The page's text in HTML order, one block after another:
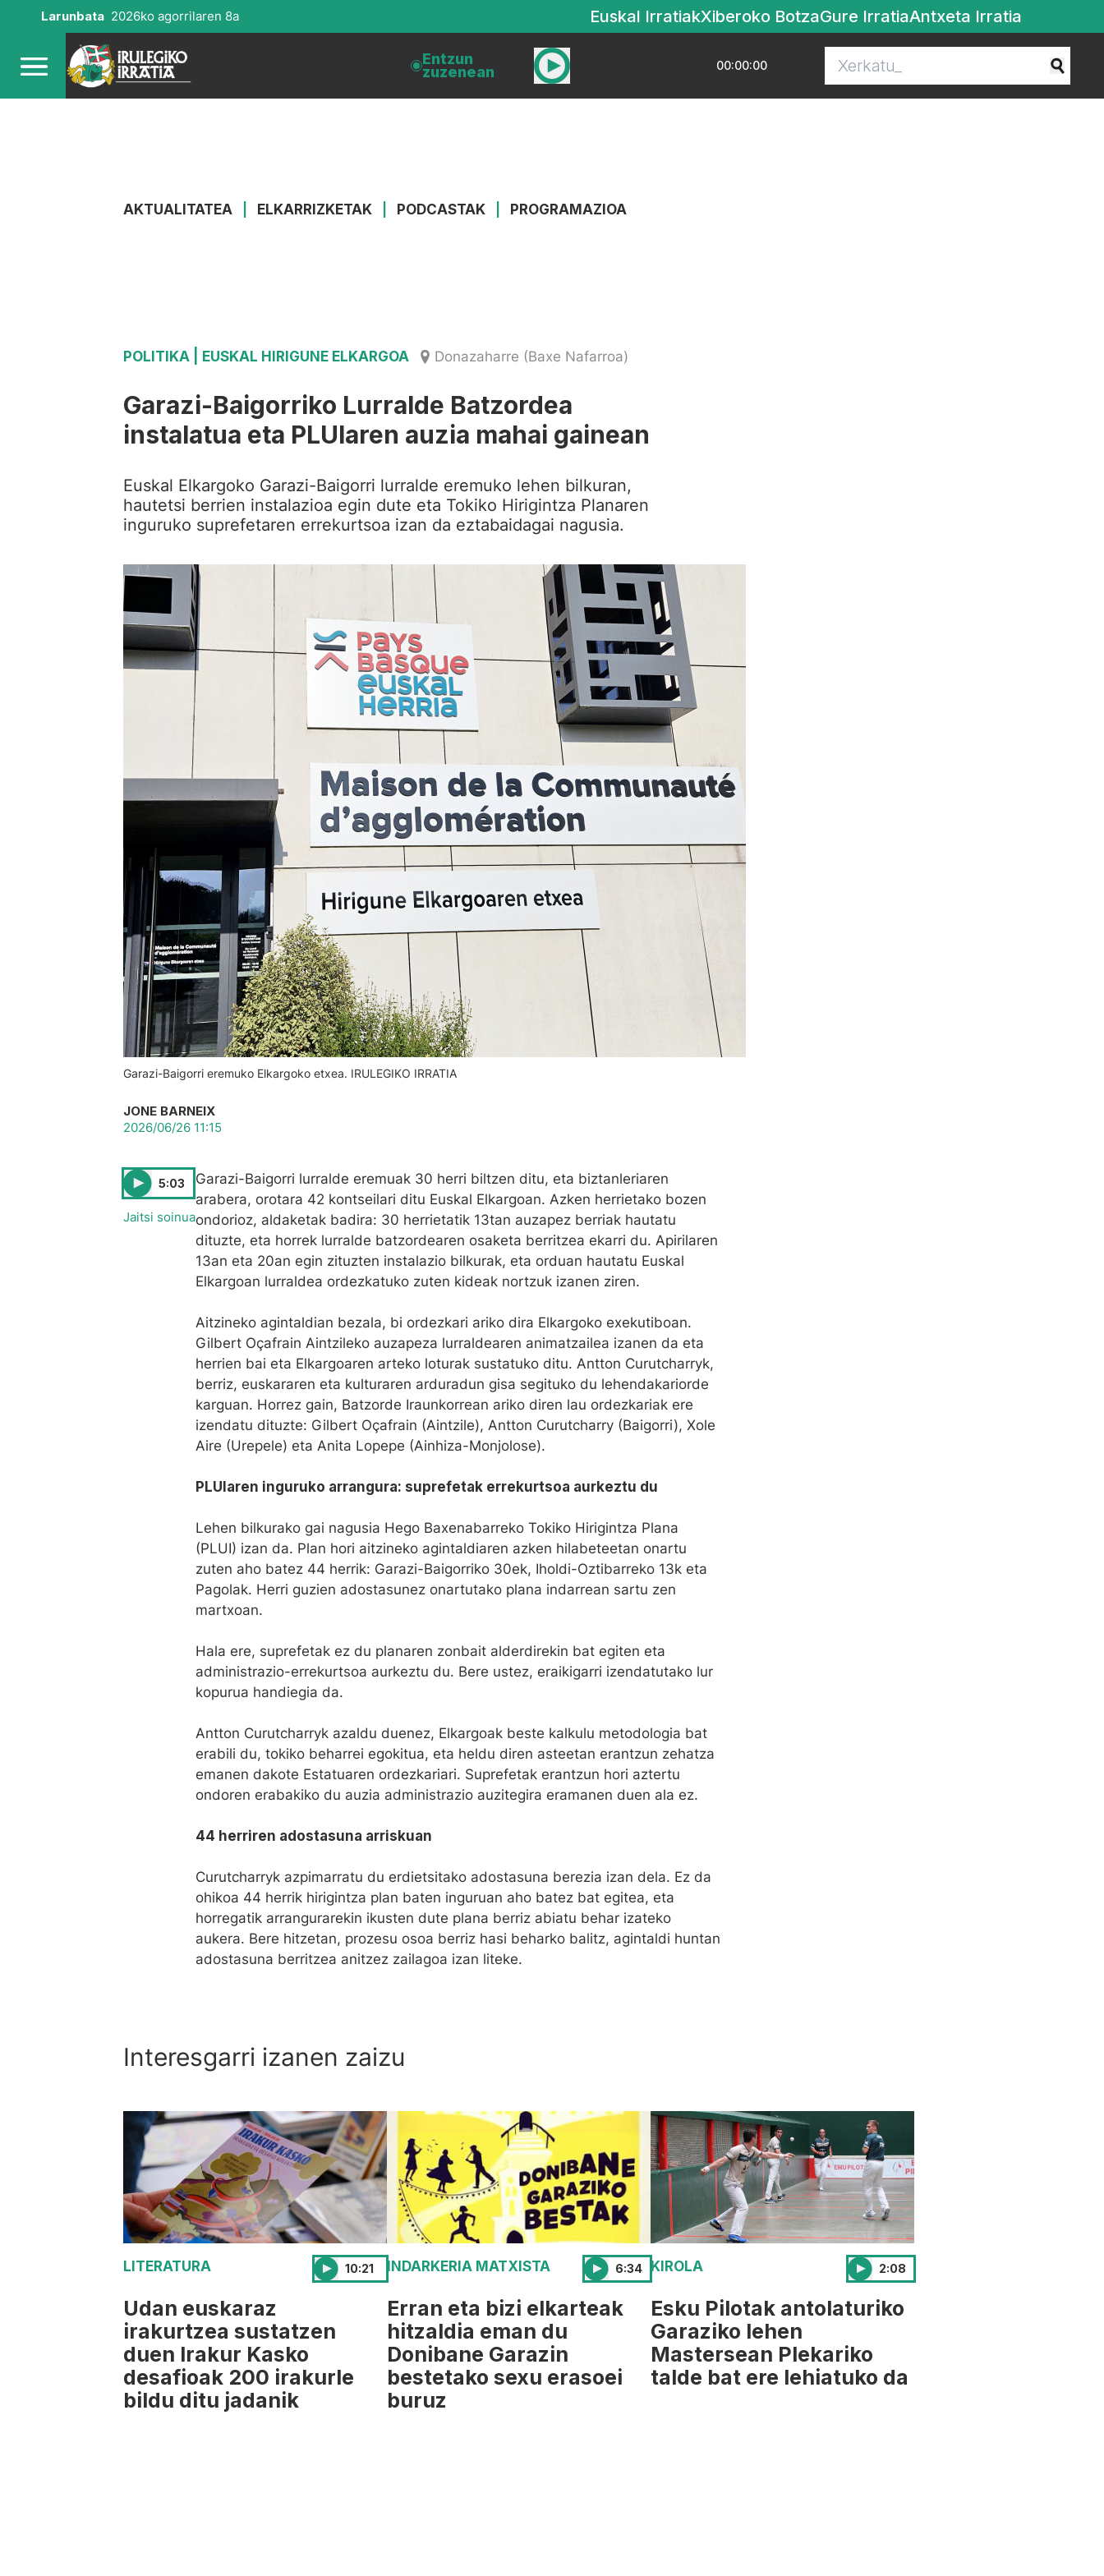
Larunbata 2026ko agorrilaren 8a Euskal IrratiakXiberoko BotzaGure IrratiaAntxeta Irratia
Entzun
zuzenean 00:00:00
AKTUALITATEA ELKARRIZKETAK PODCASTAK PROGRAMAZIOA
POLITIKA | EUSKAL HIRIGUNE ELKARGOA Donazaharre (Baxe Nafarroa)
Garazi-Baigorriko Lurralde Batzordea
instalatua eta PLUIaren auzia mahai gainean
Euskal Elkargoko Garazi-Baigorri lurralde eremuko lehen bilkuran,
hautetsi berrien instalazioa egin dute eta Tokiko Hirigintza Planaren
inguruko suprefetaren errekurtsoa izan da eztabaidagai nagusia.
Garazi-Baigorri eremuko Elkargoko etxea. IRULEGIKO IRRATIA
JONE BARNEIX
2026/06/26 11:15
5:03
Jaitsi soinua
Garazi-Baigorri lurralde eremuak 30 herri biltzen ditu, eta biztanleriaren
arabera, orotara 42 kontseilari ditu Euskal Elkargoan. Azken herrietako bozen
ondorioz, aldaketak badira: 30 herrietatik 13tan auzapez berriak hautatu
dituzte, eta horrek lurralde batzordearen osaketa berritzea ekarri du. Apirilaren
13an eta 20an egin zituzten instalazio bilkurak, eta orduan hautatu Euskal
Elkargoan lurraldea ordezkatuko zuten kideak nortzuk izanen ziren.
Aitzineko agintaldian bezala, bi ordezkari ariko dira Elkargoko exekutiboan.
Gilbert Oçafrain Aintzileko auzapeza lurraldearen animatzailea izanen da eta
herrien bai eta Elkargoaren arteko loturak sustatuko ditu. Antton Curutcharryk,
berriz, euskararen eta kulturaren arduradun gisa segituko du lehendakariorde
karguan. Horrez gain, Batzorde Iraunkorrean ariko diren lau ordezkariak ere
izendatu dituzte: Gilbert Oçafrain (Aintzile), Antton Curutcharry (Baigorri), Xole
Aire (Urepele) eta Anita Lopepe (Ainhiza-Monjolose).
PLUIaren inguruko arrangura: suprefetak errekurtsoa aurkeztu du
Lehen bilkurako gai nagusia Hego Baxenabarreko Tokiko Hirigintza Plana
(PLUI) izan da. Plan hori aitzineko agintaldiaren azken hilabeteetan onartu
zuten aho batez 44 herrik: Garazi-Baigorriko 30ek, Iholdi-Oztibarreko 13k eta
Pagolak. Herri guzien adostasunez onartutako plana indarrean sartu zen
martxoan.
Hala ere, suprefetak ez du planaren zonbait alderdirekin bat egiten eta
administrazio-errekurtsoa aurkeztu du. Bere ustez, eraikigarri izendatutako lur
kopurua handiegia da.
Antton Curutcharryk azaldu duenez, Elkargoak beste kalkulu metodologia bat
erabili du, tokiko beharrei egokitua, eta heldu diren asteetan erantzun zehatza
emanen dakote Estatuaren ordezkariari. Suprefetak erantzun hori aztertu
ondoren erabakiko du auzia administrazio auzitegira eramanen duen ala ez.
44 herriren adostasuna arriskuan
Curutcharryk azpimarratu du erdietsitako adostasuna berezia izan dela. Ez da
ohikoa 44 herrik hirigintza plan baten inguruan aho batez bat egitea, eta
horregatik arrangurarekin ikusten dute plana berriz abiatu behar izateko
aukera. Bere hitzetan, prozesu osoa berriz hasi beharko balitz, agintaldi huntan
adostasuna berritzea anitzez zailagoa izan liteke.
Interesgarri izanen zaizu
LITERATURA 10:21
Udan euskaraz
irakurtzea sustatzen
duen Irakur Kasko
desafioak 200 irakurle
bildu ditu jadanik
INDARKERIA MATXISTA 6:34
Erran eta bizi elkarteak
hitzaldia eman du
Donibane Garazin
bestetako sexu erasoei
buruz
KIROLA 2:08
Esku Pilotak antolaturiko
Garaziko lehen
Mastersean Plekariko
talde bat ere lehiatuko da